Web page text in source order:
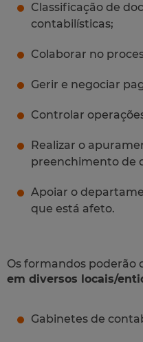
Classificação de
contabilísticas;
Colaborar no
Gerir e negociar
Controlar
Realizar o
preenchimento de
Apoiar o
que está afeto.
Os formandos poderão
em diversos locais/
Gabinetes de